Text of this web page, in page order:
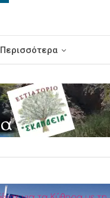
Περισσότερα